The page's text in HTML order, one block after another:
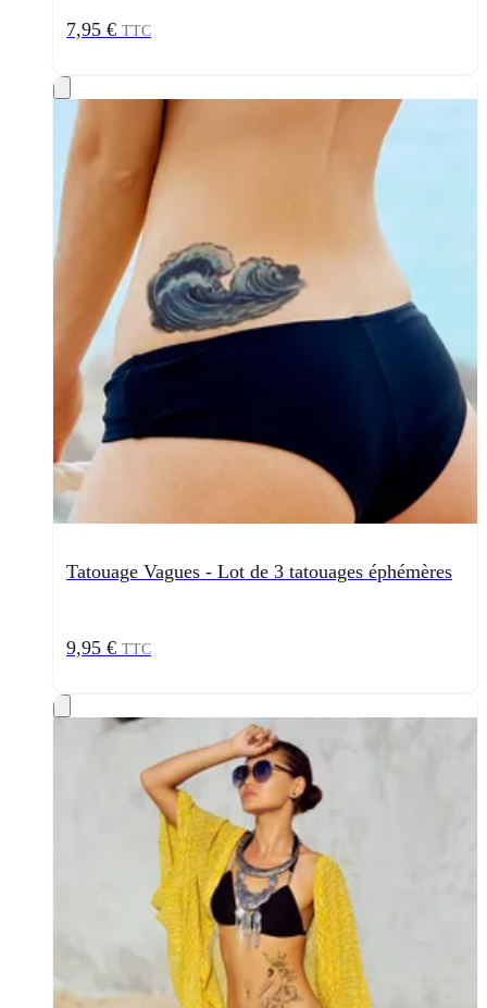
7,95 € TTC
Tatouage Vagues - Lot de 3 tatouages éphémères
9,95 € TTC